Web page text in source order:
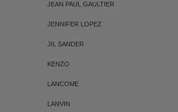
JEAN PAUL GAULTIER
JENNIFER LOPEZ
JIL SANDER
KENZO
LANCOME
LANVIN